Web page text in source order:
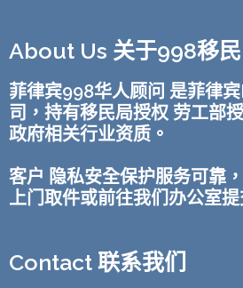
About Us 关于998移民
菲律宾998华人顾问 是菲律
司，持有移民局授权 劳工部
政府相关行业资质。
客户 隐私安全保护服务可靠
上门取件或前往我们办公室提
Contact 联系我们